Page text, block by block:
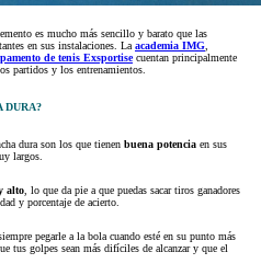
es mucho más sencillo y barato que las
en sus instalaciones. La academia IMG
de tenis Exsportisecuentan principalmente
partidos y los entrenamientos.
DURA?
dura son los que tienen buena potencia en sus
largos.
alto , lo que da pie a que puedas sacar tiros ganadores
y porcentaje de acierto.
pegarle a la bola cuando esté en su punto más
tus golpes sean más difíciles de alcanzar y que el